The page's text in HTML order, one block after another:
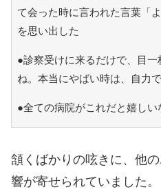
て会った時に言われた言葉「
を思い出した
●診察受けに来るだけで、目
ね。本当にやばい時は、自力
●全ての病院がこれだと嬉しい
頷くばかりの呟きに、他
響が寄せられていました。